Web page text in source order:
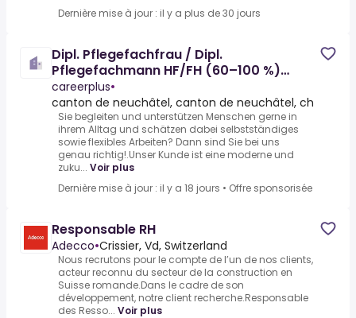
Dernière mise à jour : il y a plus de 30 jours
Dipl. Pflegefachfrau / Dipl.
Pflegefachmann HF/FH (60–100 %)
temporär
careerplus•
canton de neuchâtel, canton de neuchâtel, ch
Sie begleiten und unterstützen Menschen gerne in
ihrem Alltag und schätzen dabei selbstständiges
sowie flexibles Arbeiten? Dann sind Sie bei uns
genau richtig!.Unser Kunde ist eine moderne und
zuku... Voir plus
Dernière mise à jour : il y a 18 jours • Offre sponsorisée
Responsable RH
Adecco•Crissier, Vd, Switzerland
Nous recrutons pour le compte de l’un de nos clients,
acteur reconnu du secteur de la construction en
Suisse romande.Dans le cadre de son
développement, notre client recherche.Responsable
des Resso... Voir plus